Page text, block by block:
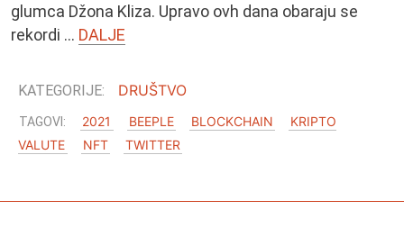
glumca Džona Kliza. Upravo ovh dana obaraju se
rekordi … DALJE
DRUŠTVO
2021 BEEPLE BLOCKCHAIN
KRIPTO
VALUTE
NFT TWITTER